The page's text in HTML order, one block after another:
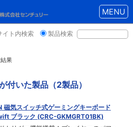
MENU
イト内検索 製品検索
果
いた製品（2製品）
磁気スイッチ式ゲーミングキーボード
ブラック (CRC-GKMGRT01BK)